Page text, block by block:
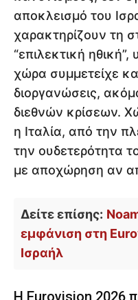
αποκλεισμό του
χαρακτηρίζουν τη
“επιλεκτική
χώρα συμμετείχε
διοργανώσεις,
διεθνών κρίσεων.
η Ιταλία, από την
την ουδετερότητα
με αποχώρηση αν
Δείτε επίσης:
εμφάνιση στη
Ισραήλ
Η Eurovision 2026